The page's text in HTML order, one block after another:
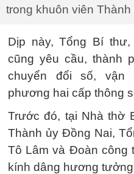
trong khuôn viên
Dịp này, Tổng Bí
cũng yêu cầu, thành
chuyển đổi số, vận
phương hai cấp thông
Trước đó, tại Nhà thờ
Thành ủy Đồng Nai,
Tô Lâm và Đoàn công
kính dâng hương